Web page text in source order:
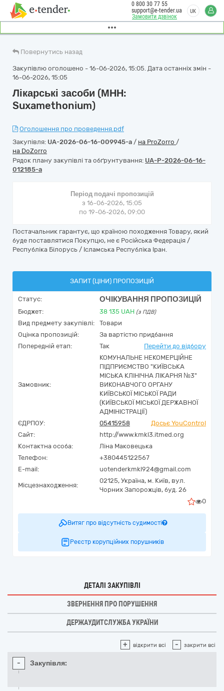
Замовити дзвінок
0 800 30 77 55
support@e-tender.ua
UK
Повернутись назад
Закупівлю оголошено - 16-06-2026, 15:05. Дата останніх змін -
16-06-2026, 15:05
Лікарські засоби (МНН:
Suxamethonium)
Оголошення про проведення.pdf
Закупівля: UA-2026-06-16-009945-a / на ProZorro /
на DoZorro
Рядок плану закупівлі та обґрунтування: UA-P-2026-06-16-
012185-a
Період подачі пропозицій
з 16-06-2026, 15:05
по 19-06-2026, 09:00
Постачальник гарантує, що країною походження Товару, який
буде поставлятися Покупцю, не є Російська Федерація /
Республіка Білорусь / Ісламська Республіка Іран.
ЗАПИТ (ЦІНИ) ПРОПОЗИЦІЙ
Статус: ОЧІКУВАННЯ ПРОПОЗИЦІЙ
Бюджет: 38 135 UAH (з ПДВ)
Вид предмету закупівлі:
Товари
Оцінка пропозицій:
За вартістю придбання
Попередній етап:
Так Перейти до відбору
Замовник:
КОМУНАЛЬНЕ НЕКОМЕРЦІЙНЕ
ПІДПРИЄМСТВО "КИЇВСЬКА
МІСЬКА КЛІНІЧНА ЛІКАРНЯ №3"
ВИКОНАВЧОГО ОРГАНУ
КИЇВСЬКОЇ МІСЬКОЇ РАДИ
(КИЇВСЬКОЇ МІСЬКОЇ ДЕРЖАВНОЇ
АДМІНІСТРАЦІЇ)
ЄДРПОУ:
05415958
Досьє YouControl
Сайт:
http://www.kmkl3.itmed.org
Контактна особа:
Ліна Маковецька
Телефон:
+380445122567
E-mail:
uotenderkmkl924@gmail.com
Місцезнаходження:
02125, Україна, м. Київ, вул.
Чорних Запорожців, буд. 26
0
Витяг про відсутність судимості
Реєстр корупційних порушників
ДЕТАЛІ ЗАКУПІВЛІ
ЗВЕРНЕННЯ ПРО ПОРУШЕННЯ
ДЕРЖАУДИТСЛУЖБА УКРАЇНИ
+ відкрити всі - закрити всі
- Закупівля: